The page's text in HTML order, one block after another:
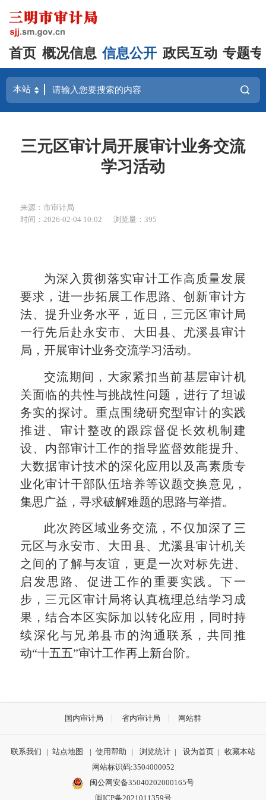
首页 概况信息 信息公开 政民互动 专题
三元区审计局开展审计业务交流
学习活动
来源：市审计局
时间：2026-02-04 10:02
浏览量：395
为深入贯彻落实审计工作高质量发展
要求，进一步拓展工作思路、创新审计方
法、提升业务水平，近日，三元区审计局
一行先后赴永安市、大田县、尤溪县审计
局，开展审计业务交流学习活动。
交流期间，大家紧扣当前基层审计机
关面临的共性与挑战性问题，进行了坦诚
务实的探讨。重点围绕研究型审计的实践
推进、审计整改的跟踪督促长效机制建
设、内部审计工作的指导监督效能提升、
大数据审计技术的深化应用以及高素质专
业化审计干部队伍培养等议题交换意见，
集思广益，寻求破解难题的思路与举措。
此次跨区域业务交流，不仅加深了三
元区与永安市、大田县、尤溪县审计机关
之间的了解与友谊，更是一次对标先进、
启发思路、促进工作的重要实践。下一
步，三元区审计局将认真梳理总结学习成
果，结合本区实际加以转化应用，同时持
续深化与兄弟县市的沟通联系，共同推
动“十五五”审计工作再上新台阶。
国内审计局 省内审计局 网站群
联系我们 | 站点地图 | 使用帮助 | 浏览统计 | 设为首页 | 收藏本站
网站标识码:3504000052
闽公网安备35040202000165号
闽ICP备2021011359号